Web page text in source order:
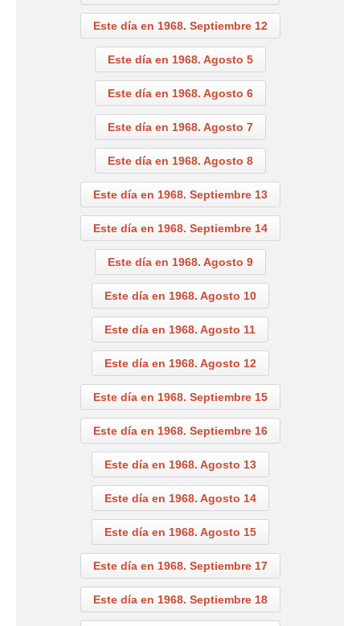
Este día en 1968. Septiembre 12
Este día en 1968. Agosto 5
Este día en 1968. Agosto 6
Este día en 1968. Agosto 7
Este día en 1968. Agosto 8
Este día en 1968. Septiembre 13
Este día en 1968. Septiembre 14
Este día en 1968. Agosto 9
Este día en 1968. Agosto 10
Este día en 1968. Agosto 11
Este día en 1968. Agosto 12
Este día en 1968. Septiembre 15
Este día en 1968. Septiembre 16
Este día en 1968. Agosto 13
Este día en 1968. Agosto 14
Este día en 1968. Agosto 15
Este día en 1968. Septiembre 17
Este día en 1968. Septiembre 18